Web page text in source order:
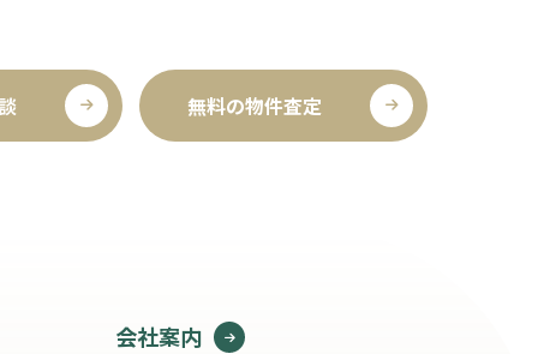
無料の物件査定
会社案内